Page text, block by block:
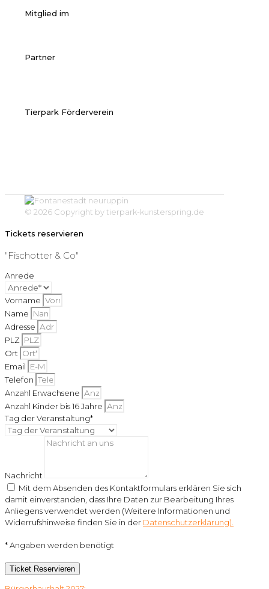
Mitglied im
Partner
Tierpark Förderverein
© 2026 Copyright by tierpark-kunsterspring.de
Tickets reservieren
"Fischotter & Co"
Anrede
Vorname
Name
Adresse
PLZ
Ort
Email
Telefon
Anzahl Erwachsene
Anzahl Kinder bis 16 Jahre
Tag der Veranstaltung*
Nachricht
Mit dem Absenden des Kontaktformulars erklären Sie sich
damit einverstanden, dass Ihre Daten zur Bearbeitung Ihres
Anliegens verwendet werden (Weitere Informationen und
Widerrufshinweise finden Sie in der Datenschutzerklärung).
* Angaben werden benötigt
Ticket Reservieren